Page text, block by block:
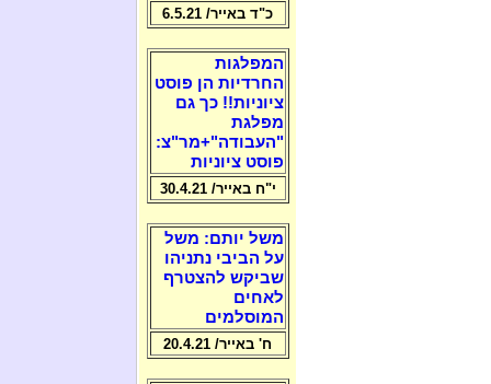
כ"ד באייר/ 6.5.21
המפלגות
החרדיות הן פוסט
ציוניות!! כך גם
מפלגת
"העבודה"+מר"צ:
פוסט ציוניות
י"ח באייר/ 30.4.21
משל יותם: משל
על הביבי נתניהו
שביקש להצטרף
לאחים
המוסלמים
ח' באייר/ 20.4.21